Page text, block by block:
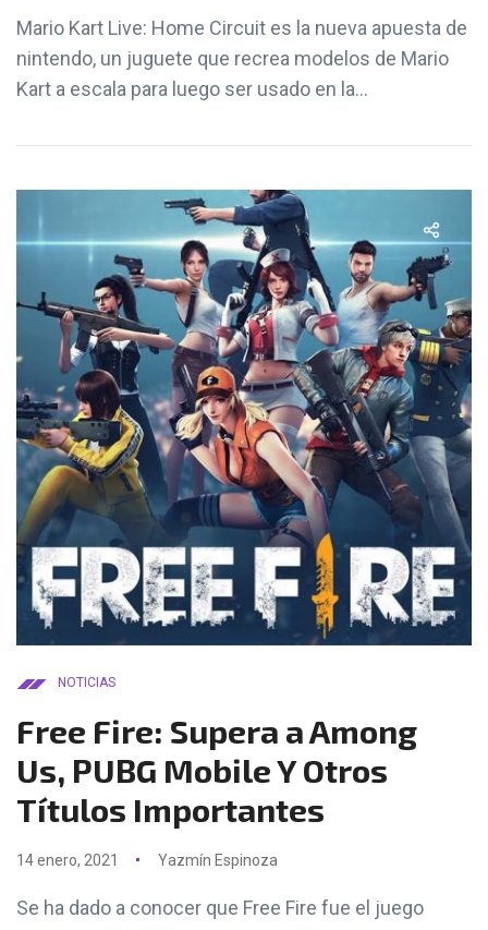
Mario Kart Live: Home Circuit es la nueva apuesta de
nintendo, un juguete que recrea modelos de Mario
Kart a escala para luego ser usado en la...
NOTICIAS
Free Fire: Supera a Among
Us, PUBG Mobile Y Otros
Títulos Importantes
14 enero, 2021 Yazmín Espinoza
Se ha dado a conocer que Free Fire fue el juego